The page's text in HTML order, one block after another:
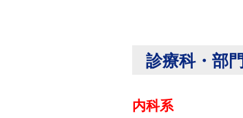
診療科・部門
内科系